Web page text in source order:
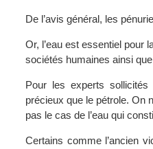
De l’avis général, les
Or, l’eau est essentiel pour
sociétés humaines ainsi
Pour les experts sollicités
précieux que le pétrole. On
pas le cas de l’eau qui
Certains comme l’ancien